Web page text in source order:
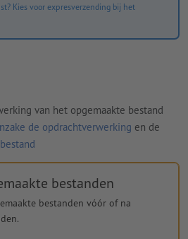
Kies voor expresverzending bij het
van het opgemaakte bestand
de opdrachtverwerking en de
bestanden
bestanden vóór of na